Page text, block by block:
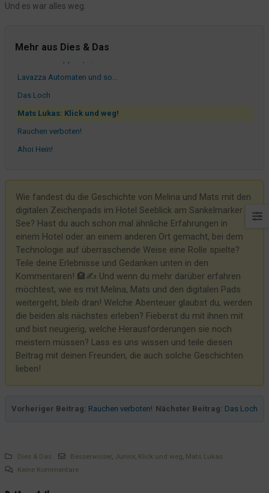
Und es war alles weg.
Mehr aus Dies & Das
Die hat aber gesagt...
Papa? Heute übernachten wir im Hotel!
Lavazza Automaten und so...
Das Loch
Mats Lukas: Klick und weg!
Rauchen verboten!
Ahoi Hein!
Betriebspraktikum: Tschüss Nele, Tschüss Ronja
Eine neue Geschirrspülmaschine
Dieses Hotel setzt neue Standards!
Corona machts möglich?
Feedback von den Kleinen
Verarscht vom Lieferdienst
Lets Fetz sprach der Hund
Auf Rasen kann es mal matschig sein
Pads, Praktikantinnen und Design
Alla Hopp!
Kennt Ihr noch Herrn Z.? Hier kommt Herr S.!
Das neue Pad hängt schon!
Mal eben ein Pad geschrottet
Wie fandest du die Geschichte von Melina und Mats mit den
digitalen Zeichenpads im Hotel Seeblick am Sankelmarker
See? Hast du auch schon mal ähnliche Erfahrungen in
einem Hotel oder an einem anderen Ort gemacht, bei dem
Technologie auf überraschende Weise eine Rolle spielte?
Teile deine Erlebnisse und Gedanken unten in den
Kommentaren! 🏨✍️ Und wenn du mehr darüber erfahren
möchtest, wie es mit Melina, Mats und den digitalen Pads
weitergeht, bleib dran! Welche Abenteuer glaubst du, werden
die beiden als nächstes erleben? Fieberst du mit ihnen mit
und bist neugierig, welche Herausforderungen sie noch
meistern müssen? Lass es uns wissen und teile diesen
Beitrag mit deinen Freunden, die auch solche Geschichten
lieben!
Vorheriger Beitrag: Rauchen verboten! Nächster Beitrag: Das Loch
Dies & Das Besserwisser, Junior, Klick und weg, Mats Lukas
Keine Kommentare